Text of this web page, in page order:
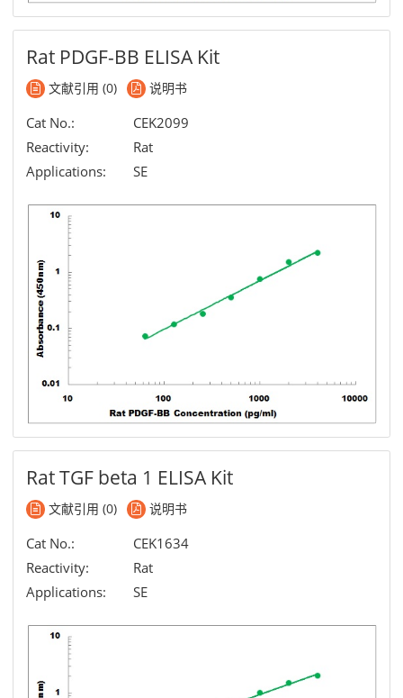
Rat PDGF-BB ELISA Kit
文献引用 (0) 说明书
Cat No.:
CEK2099
Reactivity:
Rat
Applications:
SE
Rat TGF beta 1 ELISA Kit
文献引用 (0) 说明书
Cat No.:
CEK1634
Reactivity:
Rat
Applications:
SE